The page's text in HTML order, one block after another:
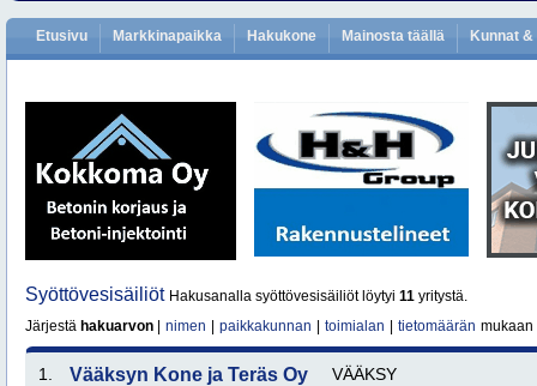
Etusivu Markkinapaikka Hakukone Mainosta täällä Kunnat
Syöttövesisäiliöt Hakusanalla syöttövesisäiliöt löytyi 11 yritystä.
Järjestä hakuarvon nimen paikkakunnan toimialan tietomäärän mukaan
1. Vääksyn Kone ja Teräs Oy VÄÄKSY